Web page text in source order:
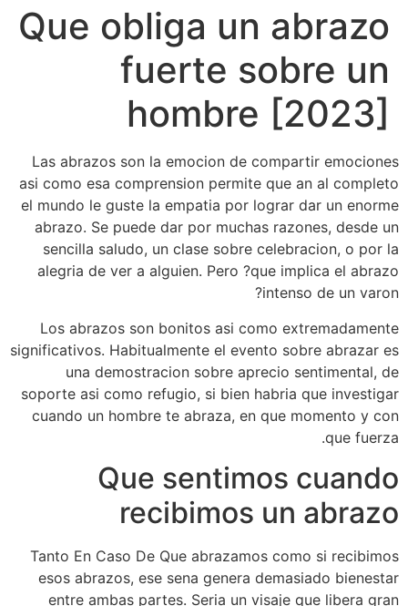
Que obliga un abrazo
fuerte sobre un
hombre [2023]
Las abrazos son la emocion de compartir emociones
asi­ como esa comprension permite que an al completo
el mundo le guste la empatia por lograr dar un enorme
abrazo. Se puede dar por muchas razones, desde un
sencilla saludo, un clase sobre celebracion, o por la
alegria de ver a alguien. Pero ?que implica el abrazo
intenso de un varon?
Los abrazos son bonitos asi­ como extremadamente
significativos. Habitualmente el evento sobre abrazar es
una demostracion sobre aprecio sentimental, de
soporte asi­ como refugio, si bien habria que investigar
cuando un hombre te abraza, en que momento y con
que fuerza.
Que sentimos cuando
recibimos un abrazo
Tanto En Caso De Que abrazamos como si recibimos
esos abrazos, ese sena genera demasiado bienestar
entre ambas partes. Seri­a un visaje que libera gran